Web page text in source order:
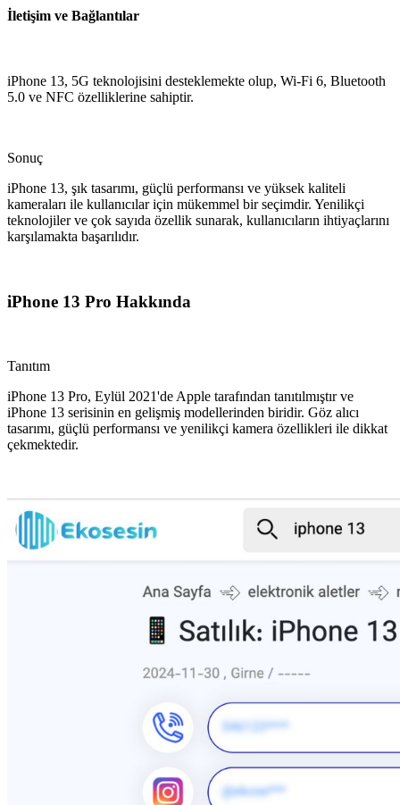
İletişim ve Bağlantılar
iPhone 13, 5G teknolojisini desteklemekte olup, Wi-Fi 6, Bluetooth
5.0 ve NFC özelliklerine sahiptir.
Sonuç
iPhone 13, şık tasarımı, güçlü performansı ve yüksek kaliteli
kameraları ile kullanıcılar için mükemmel bir seçimdir. Yenilikçi
teknolojiler ve çok sayıda özellik sunarak, kullanıcıların ihtiyaçlarını
karşılamakta başarılıdır.
iPhone 13 Pro Hakkında
Tanıtım
iPhone 13 Pro, Eylül 2021'de Apple tarafından tanıtılmıştır ve
iPhone 13 serisinin en gelişmiş modellerinden biridir. Göz alıcı
tasarımı, güçlü performansı ve yenilikçi kamera özellikleri ile dikkat
çekmektedir.